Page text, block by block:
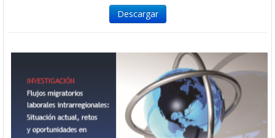
Descargar